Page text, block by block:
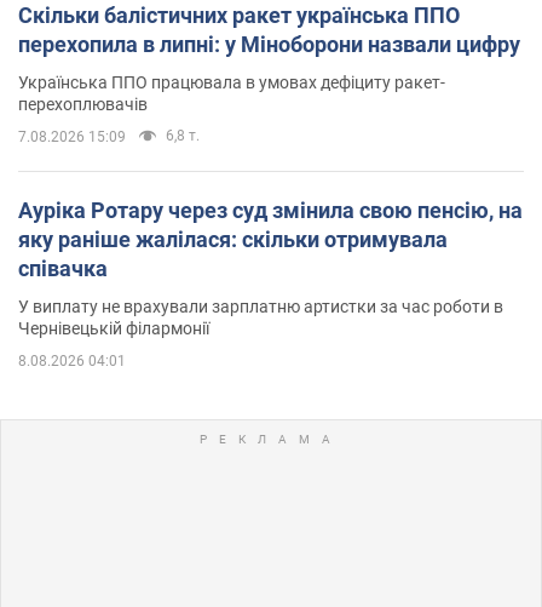
Скільки балістичних ракет українська ППО
перехопила в липні: у Міноборони назвали цифру
Українська ППО працювала в умовах дефіциту ракет-
перехоплювачів
7.08.2026 15:09 6,8 т.
Ауріка Ротару через суд змінила свою пенсію, на
яку раніше жалілася: скільки отримувала
співачка
У виплату не врахували зарплатню артистки за час роботи в
Чернівецькій філармонії
8.08.2026 04:01